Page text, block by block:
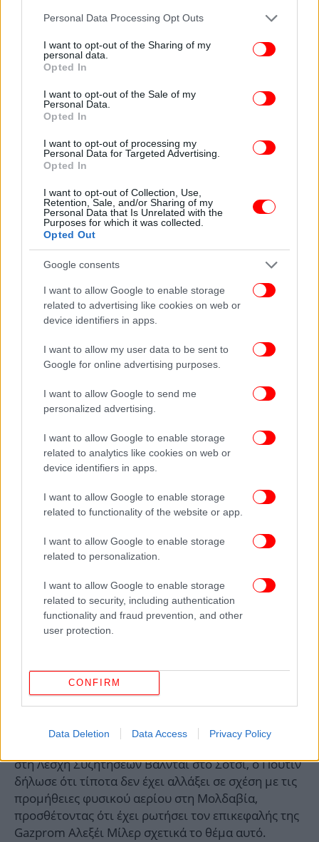
Please note that this website/app uses one or more Google
not limited to your visit or usage behaviour. You may click to
grant or deny consent to Google and its third-party tags to
use your data for below specified purposes in below Google
consent section.
Personal Data Processing Opt Outs
I want to opt-out of the Sharing of my
personal data.
Opted In
I want to opt-out of the Sale of my
Personal Data.
Opted In
I want to opt-out of processing my
Personal Data for Targeted Advertising.
Opted In
I want to opt-out of Collection, Use,
Retention, Sale, and/or Sharing of my
Personal Data that Is Unrelated with the
Purposes for which it was collected.
Opted Out
Google consents
I want to allow Google to enable storage
related to advertising like cookies on web or
device identifiers in apps.
I want to allow my user data to be sent to
Google for online advertising purposes.
I want to allow Google to send me
personalized advertising.
I want to allow Google to enable storage
related to analytics like cookies on web or
device identifiers in apps.
I want to allow Google to enable storage
related to functionality of the website or app.
I want to allow Google to enable storage
related to personalization.
I want to allow Google to enable storage
related to security, including authentication
functionality and fraud prevention, and other
user protection.
CONFIRM
Data Deletion Data Access Privacy Policy
«Η Γερμανία πρέπει να είναι περήφανη για τον πρώην
καγκελάριό της Σρέντερ»
Ο Ρώσος πρόεδρος δήλωσε επίσης ότι η Γερμανία
πρέπει να είναι περήφανη για τον πρώην
καγκελάριό της Γκέρχαρντ Σρέντερ, εκφράζοντας
την έκπληξή του που τέτοιοι πολιτικοί υπάρχουν
ακόμη στην Ευρώπη.
Ο Σρέντερ έχει χαρακτηρίσει τον Πούτιν
προσωπικό φίλο και ως καγκελάριος προώθησε την
κατασκευή του πρώτου αγωγού Nord Stream για να
μεταφέρει αέριο από τη Ρωσία στη Γερμανία μέσω
της Βαλτικής Θάλασσας. Πέρυσι, επισκέφθηκε τον
διαπραγματευτεί μια διπλωματική λύση για τον
τερματισμό του πολέμου στην Ουκρανία.
Ο Ουκρανός πρόεδρος Βολοντίμιρ Ζελένσκι
"αηδιαστική", ενώ το γερμανικό κοινοβούλιο του
αφαίρεσε τα προνόμιά του μετά την άρνησή του να
κρατήσει αποστάσεις από τον Πούτιν λόγω του
πολέμου στην Ουκρανία.
«Η Ρωσία είχε συμφωνήσει να προμηθεύσει τη
Μολδαβία με φυσικό αέριο με τους όρους που
στη Λέσχη Συζητήσεων Βαλντάι στο Σότσι, ο Πούτιν
δήλωσε ότι τίποτα δεν έχει αλλάξει σε σχέση με τις
προμήθειες φυσικού αερίου στη Μολδαβία,
προσθέτοντας ότι έχει ρωτήσει τον επικεφαλής της
Gazprom Αλεξέι Μίλερ σχετικά το θέμα αυτό.